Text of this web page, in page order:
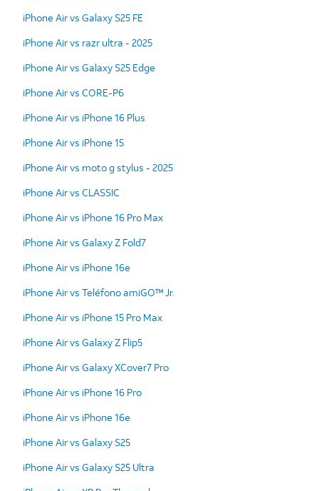
iPhone Air vs Galaxy S25 FE
iPhone Air vs razr ultra - 2025
iPhone Air vs Galaxy S25 Edge
iPhone Air vs CORE-P6
iPhone Air vs iPhone 16 Plus
iPhone Air vs iPhone 15
iPhone Air vs moto g stylus - 2025
iPhone Air vs CLASSIC
iPhone Air vs iPhone 16 Pro Max
iPhone Air vs Galaxy Z Fold7
iPhone Air vs iPhone 16e
iPhone Air vs Teléfono amiGO™ Jr.
iPhone Air vs iPhone 15 Pro Max
iPhone Air vs Galaxy Z Flip5
iPhone Air vs Galaxy XCover7 Pro
iPhone Air vs iPhone 16 Pro
iPhone Air vs iPhone 16e
iPhone Air vs Galaxy S25
iPhone Air vs Galaxy S25 Ultra